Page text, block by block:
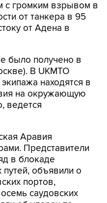
с громким взрывом в
от танкера в 95
от Адена в
было получено в
В UKMTO
находятся в
на окружающую
ведется
Аравия
Представители
в блокаде
путей, объявили о
портов,
саудовских